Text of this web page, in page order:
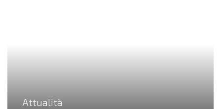
Attualità